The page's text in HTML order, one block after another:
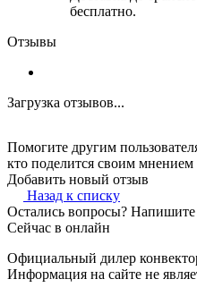
бесплатно.
Отзывы
Загрузка отзывов...
Помогите другим
кто поделится своим мнением
Добавить новый отзыв
Назад к списку
Остались вопросы?
Сейчас в онлайн
Официальный дилер
Информация на сайте не